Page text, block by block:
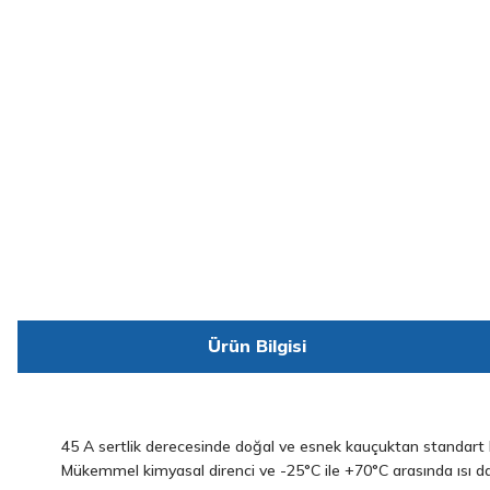
Ürün Bilgisi
45 A sertlik derecesinde doğal ve esnek kauçuktan standart
Mükemmel kimyasal direnci ve -25°C ile +70°C arasında ısı